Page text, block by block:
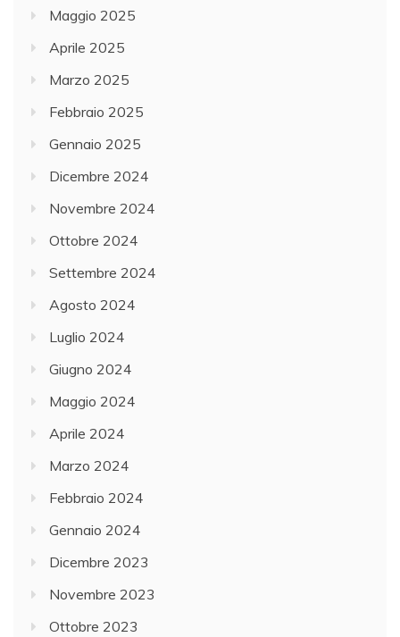
Maggio 2025
Aprile 2025
Marzo 2025
Febbraio 2025
Gennaio 2025
Dicembre 2024
Novembre 2024
Ottobre 2024
Settembre 2024
Agosto 2024
Luglio 2024
Giugno 2024
Maggio 2024
Aprile 2024
Marzo 2024
Febbraio 2024
Gennaio 2024
Dicembre 2023
Novembre 2023
Ottobre 2023